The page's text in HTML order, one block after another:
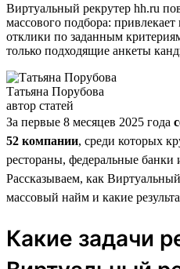
Виртуальный рекрутер hh.ru
массового подбора:
отклики по заданным
только подходящие анкеты
Татьяна Порубова
автор статей
За первые 8 месяцев 2025 года
52 компании, среди которых
рестораны, федеральные банки
Рассказываем, как
массовый найм и какие
Какие задачи